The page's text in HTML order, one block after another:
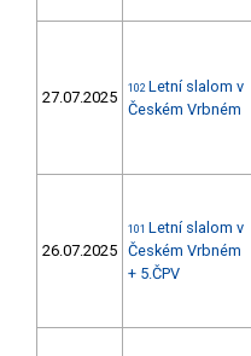
27.07.2025 102 Letní slalom v
Českém Vrbném
26.07.2025
101 Letní slalom v
Českém Vrbném
+ 5.ČPV